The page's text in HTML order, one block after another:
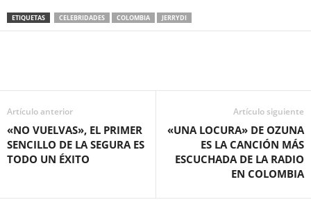
ETIQUETAS CELEBRIDADES COLOMBIA JERRYDI
Artículo anterior
«NO VUELVAS», EL PRIMER
SENCILLO DE LA SEGURA ES
TODO UN ÉXITO
Artículo siguiente
«UNA LOCURA» DE OZUNA
ES LA CANCIÓN MÁS
ESCUCHADA DE LA RADIO
EN COLOMBIA